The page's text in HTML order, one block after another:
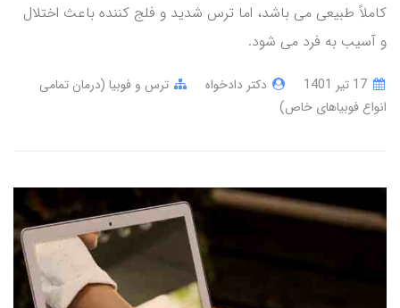
کاملاً طبیعی می باشد، اما ترس شدید و فلج کننده باعث اختلال
و آسیب به فرد می شود.
دکتر دادخواه
ترس و فوبیا (درمان تمامی
انواع فوبیاهای خاص)